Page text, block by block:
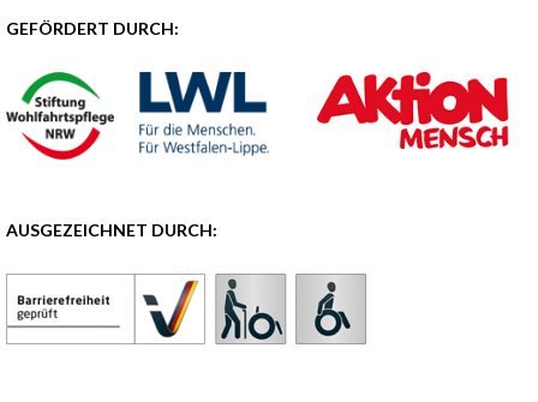
GEFÖRDERT DURCH:
AUSGEZEICHNET DURCH: